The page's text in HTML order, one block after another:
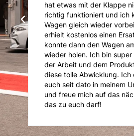
hat etwas mit der Klappe
richtig funktioniert und ich
Wagen gleich wieder
erhielt kostenlos einen
konnte dann den Wagen
wieder holen. Ich bin
der Arbeit und dem
diese tolle Abwicklung. Ich
euch seit dato in meinem
und freue mich auf das
das zu euch darf!